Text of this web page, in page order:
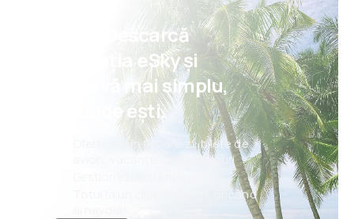
Psst! Descarcă
aplicația eSky și
rezervă mai simplu,
oriunde ești.
Oferte noi în fiecare zi: bilete de
avion, vacanțe, city break-uri
Totul la un click distanță, oricând